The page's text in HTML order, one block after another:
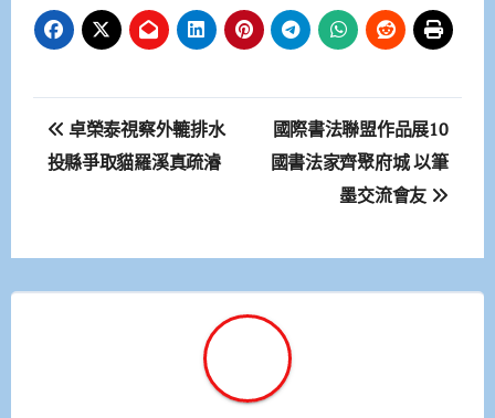
文
章
覽
卓榮泰視察外轆排水
投縣爭取貓羅溪真疏濬
國際書法聯盟作品展10
國書法家齊聚府城 以筆
墨交流會友